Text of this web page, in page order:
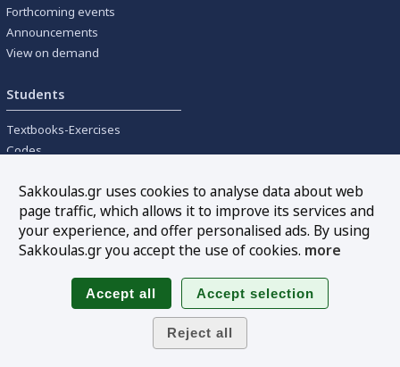
Forthcoming events
Announcements
View on demand
Students
Textbooks-Exercises
Codes
Tools
Online interest calculation
Follow us
Sakkoulas.gr uses cookies to analyse data about web
page traffic, which allows it to improve its services and
your experience, and offer personalised ads. By using
Sakkoulas.gr you accept the use of cookies. more